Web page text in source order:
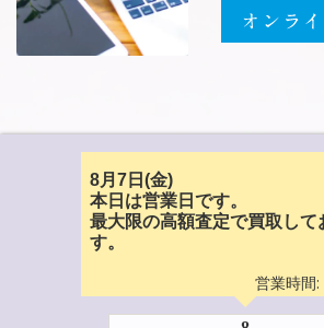
8月7日(金)
本日は営業日です。
最大限の高額査定で買取して
す。
営業時間: